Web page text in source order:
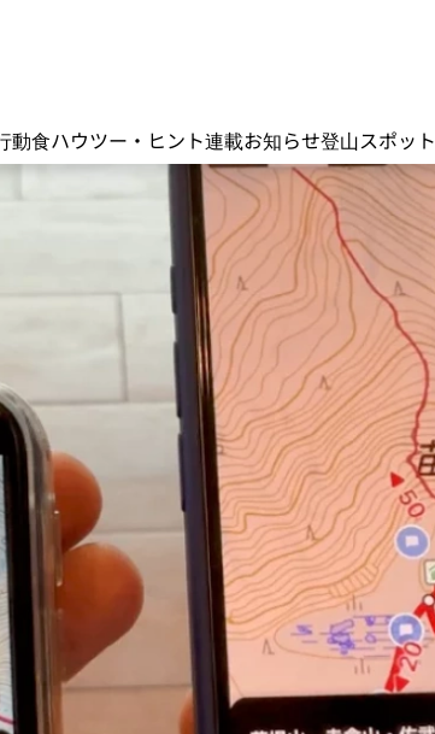
動食ハウツー・ヒント連載お知らせ登山スポット